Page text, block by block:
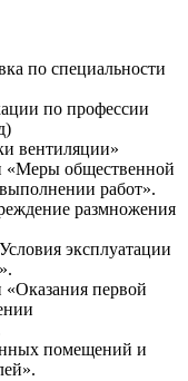
по специальности
по профессии
вентиляции»
общественной
работ».
размножения
эксплуатации
первой
помещений и